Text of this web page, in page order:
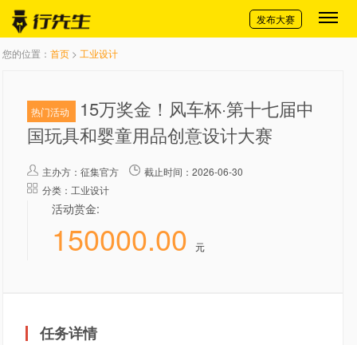
切换导航
发布大赛
您的位置： 首页 > 工业设计
热门活动
15万奖金！风车杯·第十七届中
国玩具和婴童用品创意设计大赛
主办方： 征集官方
截止时间：2026-06-30
分类：工业设计
活动赏金:
150000.00 元
任务详情